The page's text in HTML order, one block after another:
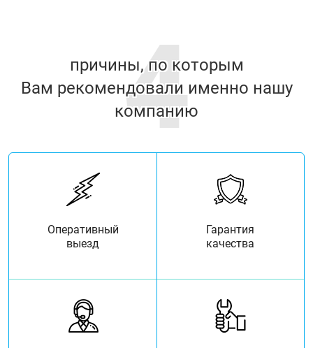
4
причины, по которым
Вам рекомендовали именно нашу
компанию
Оперативный
выезд
Гарантия
качества